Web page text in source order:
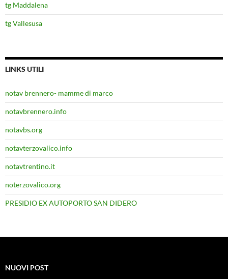
tg Maddalena
tg Vallesusa
LINKS UTILI
notav brennero- mamme di marco
notavbrennero.info
notavbs.org
notavterzovalico.info
notavtrentino.it
noterzovalico.org
PRESIDIO EX AUTOPORTO SAN DIDERO
NUOVI POST